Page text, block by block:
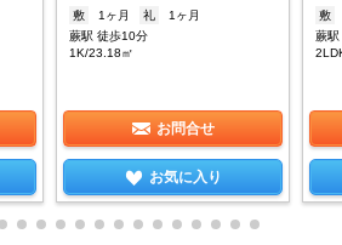
敷
1ヶ月 礼
1ヶ月
蕨駅 徒歩10分
1K/23.18㎡
お問合せ
お気に入り
敷
蕨